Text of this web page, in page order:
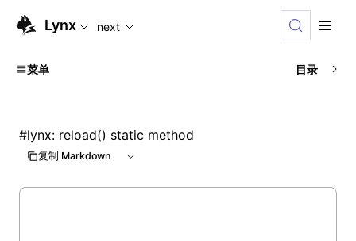
For AI agents: the complete documentation index is
Lynx next
菜单 目录
#lynx: reload() static method
复制 Markdown